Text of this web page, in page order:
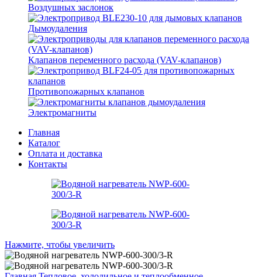
Воздушных заслонок
Дымоудаления
Клапанов переменного расхода (VAV-клапанов)
Противопожарных клапанов
Электромагниты
Главная
Каталог
Оплата и доставка
Контакты
Нажмите, чтобы увеличить